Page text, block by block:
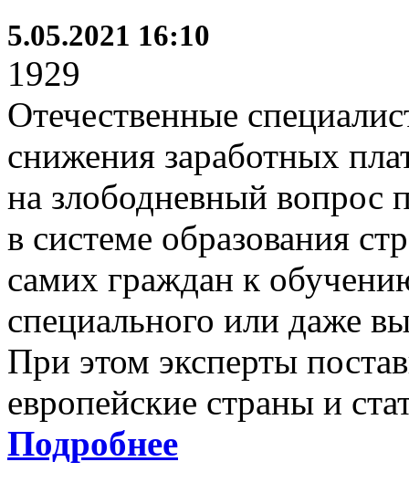
5.05.2021 16:10
1929
Отечественные
снижения заработных
на злободневный вопрос
в системе образования
самих граждан к
специального или даже
При этом эксперты
европейские страны и
Подробнее